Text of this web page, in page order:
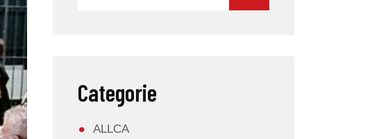
Categorie
ALLCA